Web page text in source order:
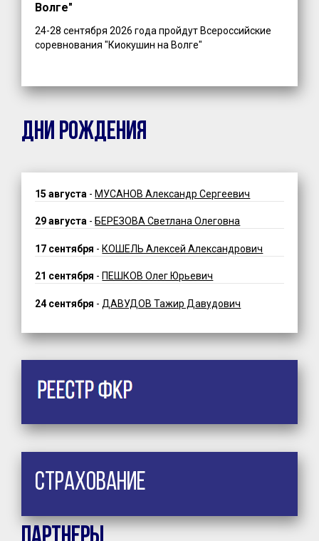
Волге"
24-28 сентября 2026 года пройдут Всероссийские
соревнования "Киокушин на Волге"
ДНИ РОЖДЕНИЯ
15 августа - МУСАНОВ Александр Сергеевич
29 августа - БЕРЕЗОВА Светлана Олеговна
17 сентября - КОШЕЛЬ Алексей Александрович
21 сентября - ПЕШКОВ Олег Юрьевич
24 сентября - ДАВУДОВ Тажир Давудович
Страхование